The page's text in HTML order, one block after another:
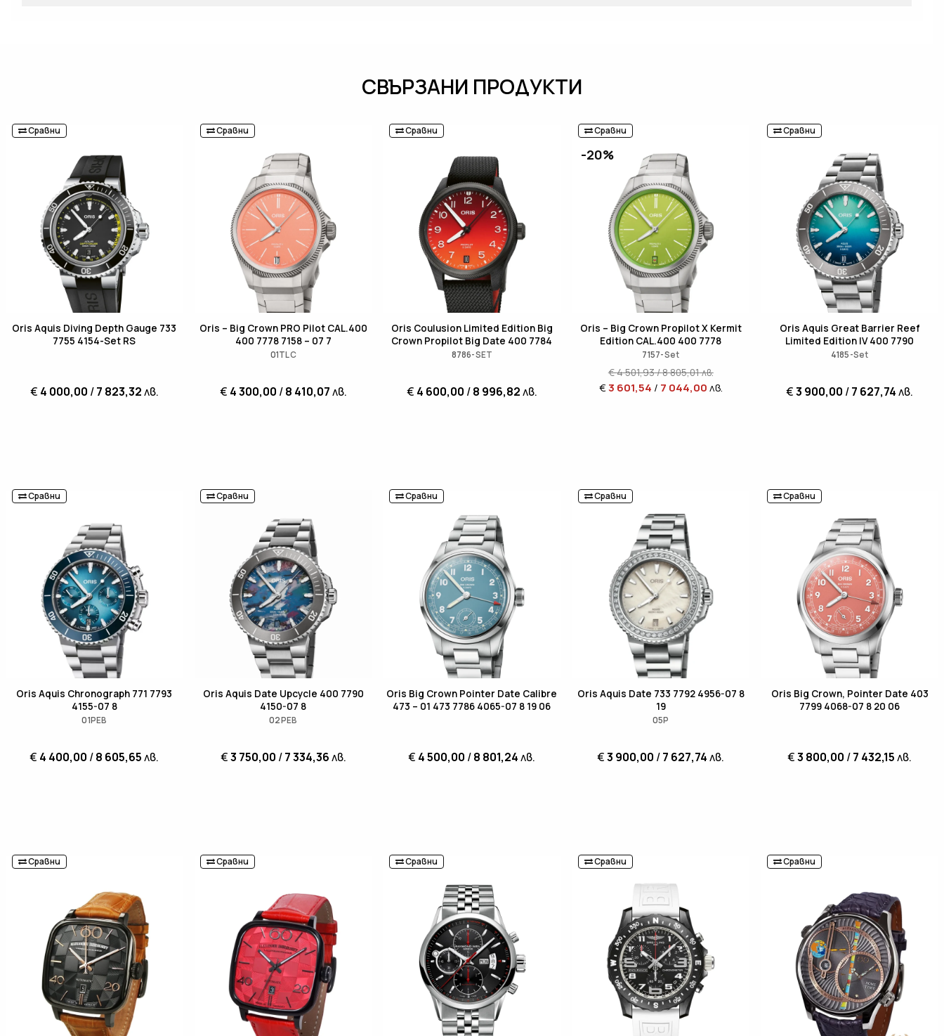
СВЪРЗАНИ ПРОДУКТИ
Сравни
Oris Aquis Diving Depth Gauge 733
7755 4154-Set RS
€ 4 000,00 /7 823,32лв.
Сравни
Oris – Big Crown PRO Pilot CAL.400
400 7778 7158 – 07 7
01TLC
€ 4 300,00 /8 410,07лв.
Сравни
Oris Coulusion Limited Edition Big
Crown Propilot Big Date 400 7784
8786-SET
€ 4 600,00 /8 996,82лв.
Сравни
-20%
Oris – Big Crown Propilot X Kermit
Edition CAL.400 400 7778
7157-Set
€4 501,93/8 805,01лв.
€3 601,54 / 7 044,00лв.
Сравни
Oris Aquis Great Barrier Reef
Limited Edition IV 400 7790
4185-Set
€3 900,00 /7 627,74лв.
Сравни
Oris Aquis Chronograph 771 7793
4155-07 8
01PEB
€ 4 400,00 /8 605,65лв.
Сравни
Oris Aquis Date Upcycle 400 7790
4150-07 8
02PEB
€3 750,00 /7 334,36лв.
Сравни
Oris Big Crown Pointer Date Calibre
473 – 01 473 7786 4065-07 8 19 06
€ 4 500,00 /8 801,24лв.
Сравни
Oris Aquis Date 733 7792 4956-07 8
19
05P
€3 900,00 /7 627,74лв.
Сравни
Oris Big Crown, Pointer Date 403
7799 4068-07 8 20 06
€3 800,00 /7 432,15лв.
Сравни Сравни Сравни Сравни Сравни